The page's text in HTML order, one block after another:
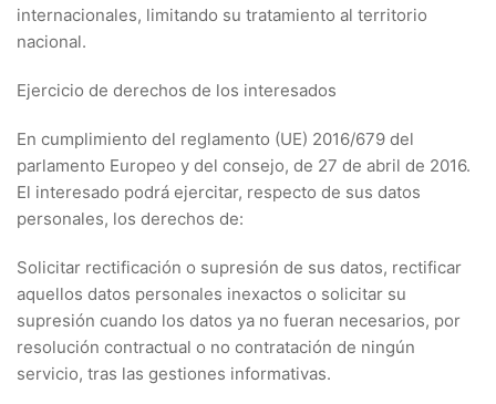
internacionales, limitando su tratamiento al territorio
nacional.
Ejercicio de derechos de los interesados
En cumplimiento del reglamento (UE) 2016/679 del
parlamento Europeo y del consejo, de 27 de abril de 2016.
El interesado podrá ejercitar, respecto de sus datos
personales, los derechos de:
Solicitar rectificación o supresión de sus datos, rectificar
aquellos datos personales inexactos o solicitar su
supresión cuando los datos ya no fueran necesarios, por
resolución contractual o no contratación de ningún
servicio, tras las gestiones informativas.